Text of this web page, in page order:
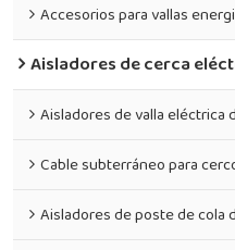
Accesorios para vallas
Aisladores de cerca
Aisladores de valla eléctrica
Cable subterráneo para
Aisladores de poste de cola